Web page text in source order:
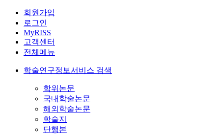
회원가입
로그인
MyRISS
고객센터
전체메뉴
학술연구정보서비스 검색
학위논문
국내학술논문
해외학술논문
학술지
단행본